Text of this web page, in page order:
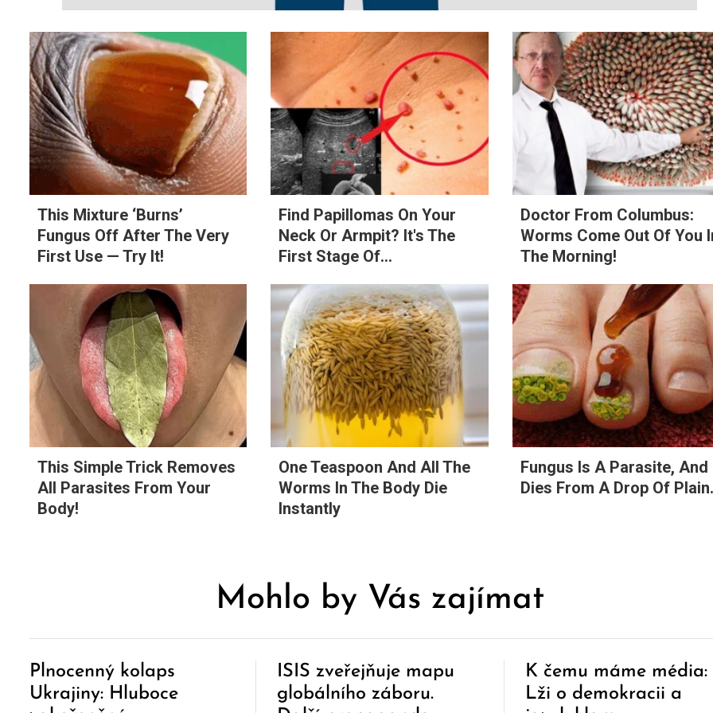
This Mixture ‘Burns’
Fungus Off After The Very
First Use — Try It!
Find Papillomas On Your
Neck Or Armpit? It's The
First Stage Of...
Doctor From Columbus:
Worms Come Out Of You
The Morning!
This Simple Trick Removes
All Parasites From Your
Body!
One Teaspoon And All The
Worms In The Body Die
Instantly
Fungus Is A Parasite, And
Dies From A Drop Of
Mohlo by Vás zajímat
Plnocenný kolaps
Ukrajiny: Hluboce
ISIS zveřejňuje mapu
globálního záboru.
K čemu máme média:
Lži o demokracii a